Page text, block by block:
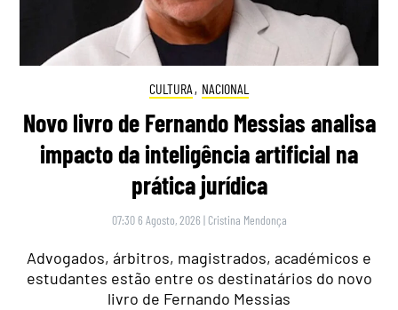
CULTURA , NACIONAL
Novo livro de Fernando Messias analisa
impacto da inteligência artificial na
prática jurídica
07:30 6 Agosto, 2026 | Cristina Mendonça
Advogados, árbitros, magistrados, académicos e
estudantes estão entre os destinatários do novo
livro de Fernando Messias